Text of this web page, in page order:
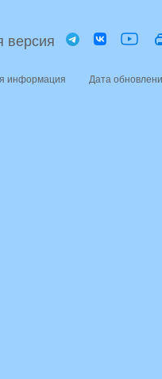
версия
информация Дата